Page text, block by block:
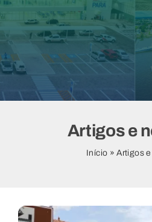
Artigos e
Início »Artigos